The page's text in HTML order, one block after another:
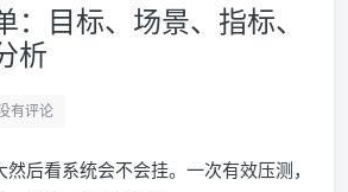
：目标、场景、指标、
析
有评论
后看系统会不会挂。一次有效压测，